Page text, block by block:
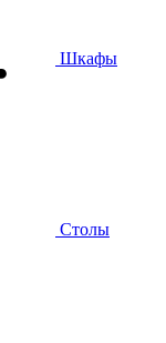
Шкафы
Столы